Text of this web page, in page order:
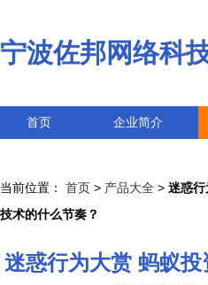
宁波佐邦网络科
首页 企业简介
当前位置： 首页 > 产品大全 > 迷惑
技术的什么节奏？
迷惑行为大赏 蚂蚁